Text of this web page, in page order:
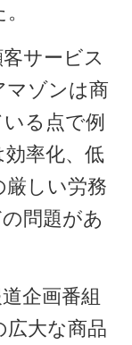
サービス
マゾンは商
る点で例
率化、低
厳しい労務
問題があ
企画番組
広大な商品